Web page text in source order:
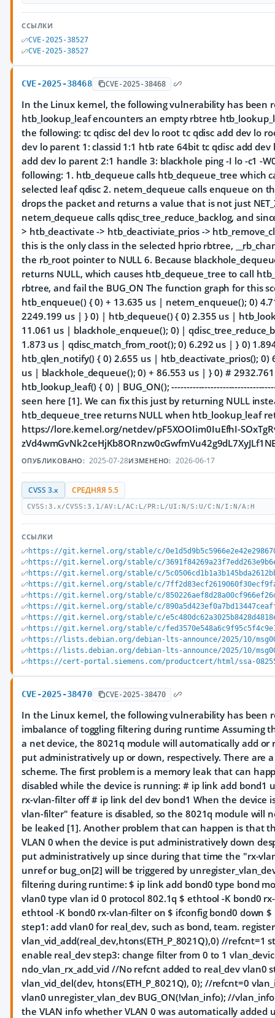
ССЫЛКИ
CVE-2025-38527
CVE-2025-38527
CVE-2025-38468 CVE-2025-38468
In the Linux kernel, the following vulnerability has been
htb_lookup_leaf encounters an empty rbtree
the following: tc qdisc del dev lo root tc qdisc add dev lo
dev lo parent 1: classid 1:1 htb rate 64bit tc qdisc add
add dev lo parent 2:1 handle 3: blackhole ping -I lo -c1 -
following: 1. htb_dequeue calls htb_dequeue_tree which
selected leaf qdisc 2. netem_dequeue calls enqueue on
drops the packet and returns a value that is not just
netem_dequeue calls qdisc_tree_reduce_backlog, and
> htb_deactivate -> htb_deactiviate_prios ->
this is the only class in the selected hprio rbtree,
the rb_root pointer to NULL 6. Because
returns NULL, which causes htb_dequeue_tree to call
rbtree, and fail the BUG_ON The function graph for this
htb_enqueue() { 0) + 13.635 us | netem_enqueue(); 0)
2249.199 us | } 0) | htb_dequeue() { 0) 2.355 us |
11.061 us | blackhole_enqueue(); 0) |
1.873 us | qdisc_match_from_root(); 0) 6.292 us | } 0)
htb_qlen_notify() { 0) 2.655 us | htb_deactivate_prios();
us | blackhole_dequeue(); 0) + 86.553 us | } 0) #
htb_lookup_leaf() { 0) | BUG_ON();
seen here [1]. We can fix this just by returning NULL
htb_dequeue_tree returns NULL when htb_lookup_leaf
https://lore.kernel.org/netdev/pF5XOOIim0IuEfhI-
ОПУБЛИКОВАНО: 2025-07-28ИЗМЕНЕНО: 2026-06-17
CVSS 3.x СРЕДНЯЯ 5.5
CVSS:3.x/CVSS:3.1/AV:L/AC:L/PR:L/UI:N/S:U/C:N/I:N/A:H
ССЫЛКИ
https://git.kernel.org/stable/c/
https://git.kernel.org/stable/c/
https://git.kernel.org/stable/c/
https://git.kernel.org/stable/c/
https://git.kernel.org/stable/c/
https://git.kernel.org/stable/c/
https://git.kernel.org/stable/c/
https://git.kernel.org/stable/c/
https://lists.debian.org/debian-lts-announce/2025/10/
https://lists.debian.org/debian-lts-announce/2025/10/
https://cert-portal.siemens.com/productcert/html/ssa-
CVE-2025-38470 CVE-2025-38470
In the Linux kernel, the following vulnerability has been
imbalance of toggling filtering during runtime Assuming
a net device, the 8021q module will automatically add or
put administratively up or down, respectively. There are
scheme. The first problem is a memory leak that can
disabled while the device is running: # ip link add bond1
rx-vlan-filter off # ip link del dev bond1 When the device
vlan-filter" feature is disabled, so the 8021q module will
be leaked [1]. Another problem that can happen is that
VLAN 0 when the device is put administratively down
put administratively up since during that time the "rx-
unref or bug_on[2] will be triggered by
filtering during runtime: $ ip link add bond0 type bond
vlan0 type vlan id 0 protocol 802.1q $ ethtool -K bond0
ethtool -K bond0 rx-vlan-filter on $ ifconfig bond0 down
step1: add vlan0 for real_dev, such as bond, team.
vlan_vid_add(real_dev,htons(ETH_P_8021Q),0) //
enable real_dev step3: change filter from 0 to 1
ndo_vlan_rx_add_vid //No refcnt added to real_dev vlan0
vlan_vid_del(dev, htons(ETH_P_8021Q), 0); //refcnt=0
vlan0 unregister_vlan_dev BUG_ON(!vlan_info); //
the VLAN info whether VLAN 0 was automatically added